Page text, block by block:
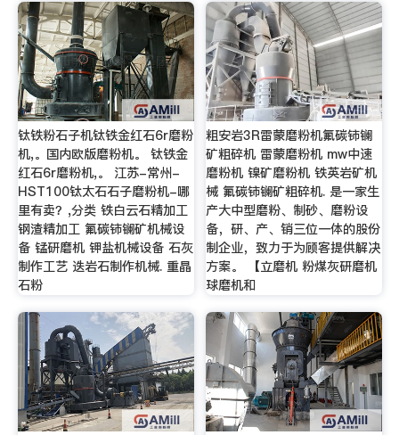
钛铁粉石子机钛铁金红石6r磨粉
机,。国内欧版磨粉机。 钛铁金
红石6r磨粉机,。 江苏-常州-
HST100钛太石石子磨粉机-哪
里有卖？,分类 铁白云石精加工
钢渣精加工 氟碳铈镧矿机械设
备 锰研磨机 钾盐机械设备 石灰
制作工艺 迭岩石制作机械. 重晶
石粉
粗安岩3R雷蒙磨粉机氟碳铈镧
矿粗碎机 雷蒙磨粉机 mw中速
磨粉机 镍矿磨粉机 铁英岩矿机
械 氟碳铈镧矿粗碎机. 是一家生
产大中型磨粉、制砂、磨粉设
备，研、产、销三位一体的股份
制企业，致力于为顾客提供解决
方案。 【立磨机 粉煤灰研磨机
球磨机和